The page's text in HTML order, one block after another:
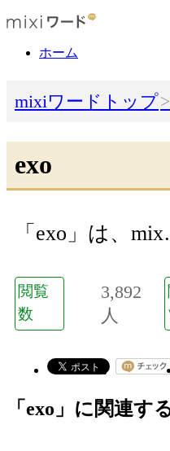
ホーム
mixiワードトップ
exo
「exo」は、
閲覧
数
3,892
人
「exo」に関連す